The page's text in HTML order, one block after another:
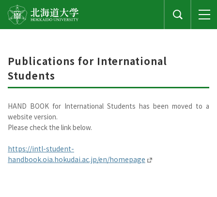
Publications for International
Students
HAND BOOK for International Students has been moved to a
website version.
Please check the link below.
https://intl-student-
handbook.oia.hokudai.ac.jp/en/homepage